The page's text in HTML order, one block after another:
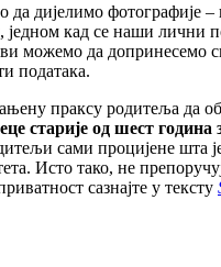
да дијелимо
кад се наши лични
можемо да допринесемо
података.
праксу родитеља да
старије од шест
сами процијене
Исто тако, не
сазнајте у тексту